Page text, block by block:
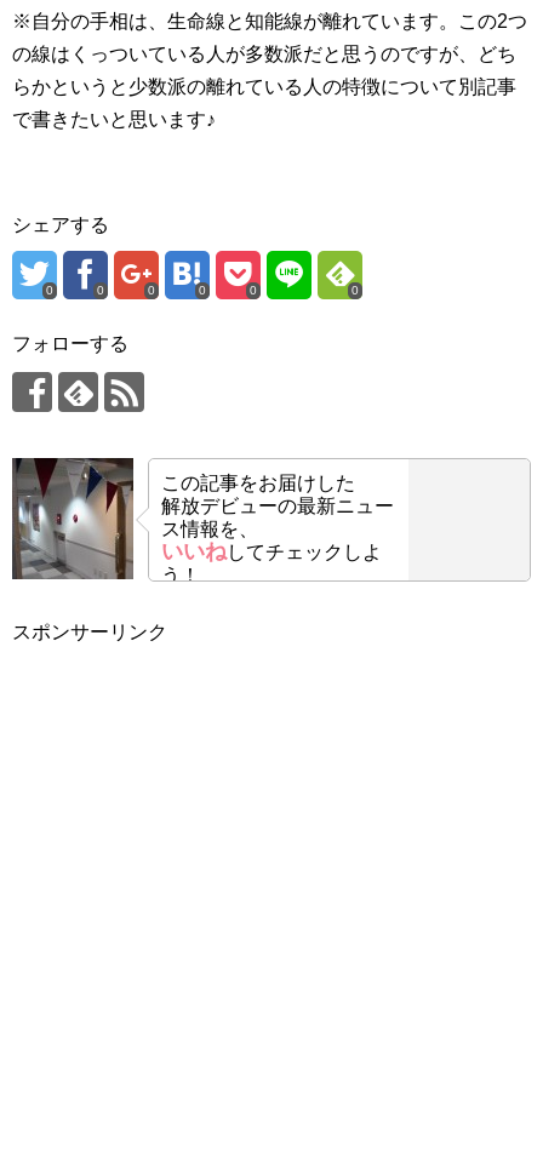
※自分の手相は、生命線と知能線が離れています。この2つ
の線はくっついている人が多数派だと思うのですが、どち
らかというと少数派の離れている人の特徴について別記事
で書きたいと思います♪
シェアする
0 0 0 0 0 0
フォローする
この記事をお届けした
解放デビューの最新ニュー
ス情報を、
いいねしてチェックしよ
う！
スポンサーリンク